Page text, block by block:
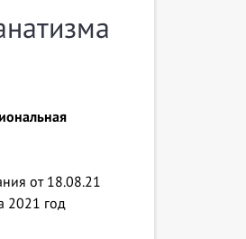
от 18.08.21
2021 год